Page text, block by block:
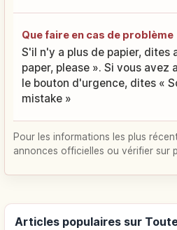
Que faire en cas de problème
S'il n'y a plus de papier, dites
paper, please ». Si vous avez
le bouton d'urgence, dites «
mistake »
Pour les informations les plus
annonces officielles ou vérifier sur
Articles populaires sur